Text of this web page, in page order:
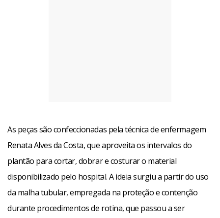
As peças são confeccionadas pela técnica de enfermagem
Renata Alves da Costa, que aproveita os intervalos do
plantão para cortar, dobrar e costurar o material
disponibilizado pelo hospital. A ideia surgiu a partir do uso
da malha tubular, empregada na proteção e contenção
durante procedimentos de rotina, que passou a ser